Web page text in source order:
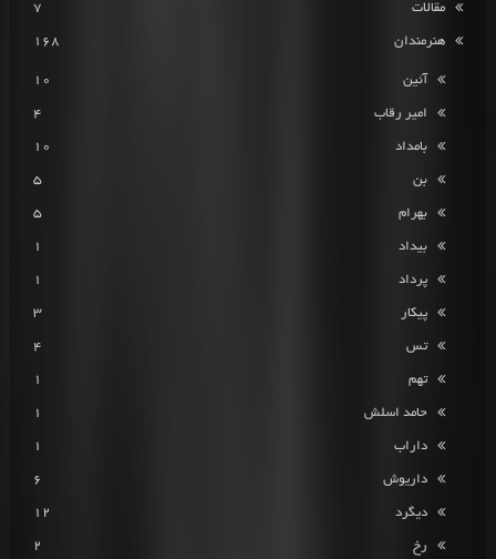
مقالات 7
هنرمندان 168
آئین 10
امیر رقاب 4
بامداد 10
بن 5
بهرام 5
بیداد 1
پرداد 1
پیکار 3
تس 4
تهم 1
حامد اسلش 1
داراب 1
داریوش 6
دیگرد 12
رخ 2